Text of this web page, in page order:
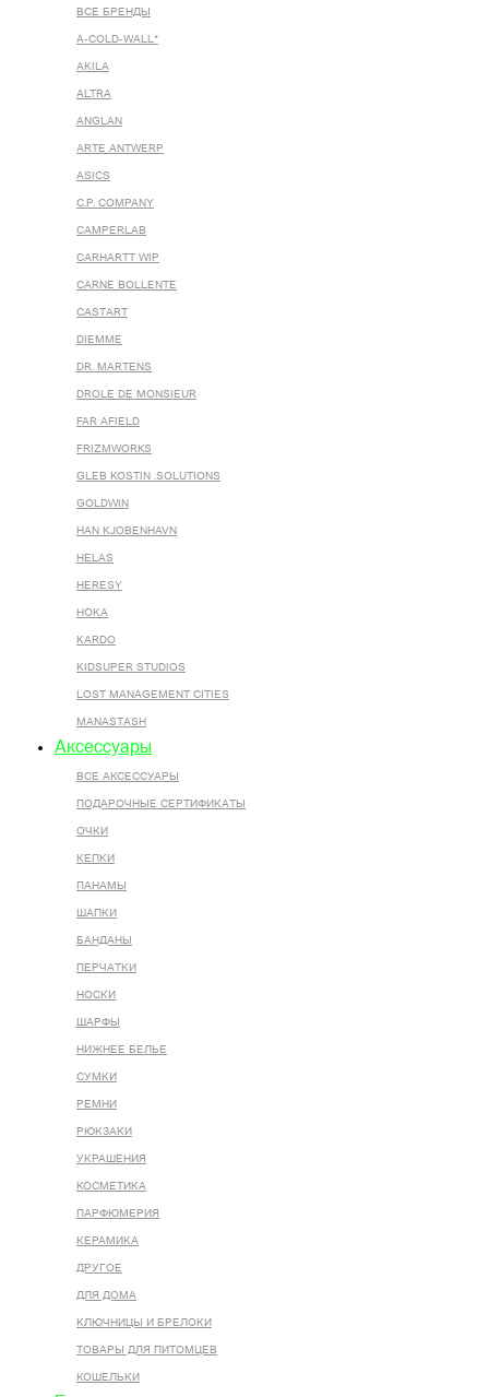
ВСЕ БРЕНДЫ
A-COLD-WALL*
AKILA
ALTRA
ANGLAN
ARTE ANTWERP
ASICS
C.P. COMPANY
CAMPERLAB
CARHARTT WIP
CARNE BOLLENTE
CASTART
DIEMME
DR. MARTENS
DROLE DE MONSIEUR
FAR AFIELD
FRIZMWORKS
GLEB KOSTIN .SOLUTIONS
GOLDWIN
HAN KJOBENHAVN
HELAS
HERESY
HOKA
KARDO
KIDSUPER STUDIOS
LOST MANAGEMENT CITIES
MANASTASH
Аксессуары
ВСЕ AКСЕССУАРЫ
ПОДАРОЧНЫЕ СЕРТИФИКАТЫ
ОЧКИ
КЕПКИ
ПАНАМЫ
ШАПКИ
БАНДАНЫ
ПЕРЧАТКИ
НОСКИ
ШАРФЫ
НИЖНЕЕ БЕЛЬЕ
СУМКИ
РЕМНИ
РЮКЗАКИ
УКРАШЕНИЯ
КОСМЕТИКА
ПАРФЮМЕРИЯ
КЕРАМИКА
ДРУГОЕ
ДЛЯ ДОМА
КЛЮЧНИЦЫ И БРЕЛОКИ
ТОВАРЫ ДЛЯ ПИТОМЦЕВ
КОШЕЛЬКИ